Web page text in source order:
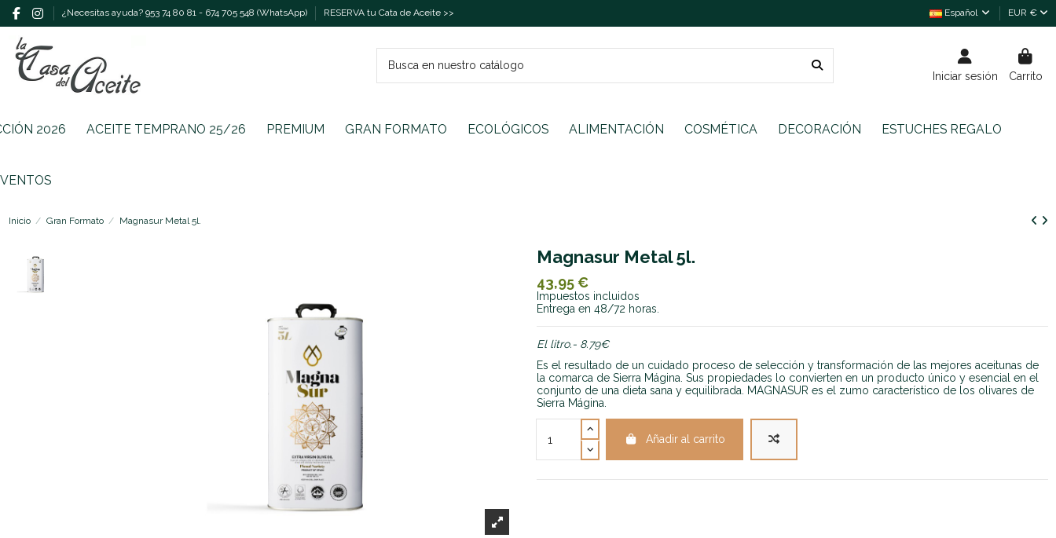
¿Necesitas ayuda? 953 74 80 81 - 674 705 548 (WhatsApp) RESERVA tu Cata de Aceite >> Español EUR €
Iniciar sesión Carrito
2026 ACEITE TEMPRANO 25/26 PREMIUM GRAN FORMATO ECOLÓGICOS ALIMENTACIÓN COSMÉTICA DECORACIÓN ESTUCHES REGALO
Inicio Gran Formato Magnasur Metal 5l.
Magnasur Metal 5l.
43,95 €
Impuestos incluidos
Entrega en 48/72 horas.
El litro.- 8.79€
Es el resultado de un cuidado proceso de selección y transformación de las mejores aceitunas de
la comarca de Sierra Mágina. Sus propiedades lo convierten en un producto único y esencial en el
conjunto de una dieta sana y equilibrada. MAGNASUR es el zumo característico de los olivares de
Sierra Mágina.
Añadir al carrito